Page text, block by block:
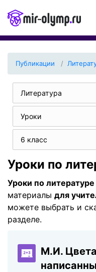
Публикации
Литература
Уроки
6 класс
Уроки по
Уроки по
материалы для
можете выбрать и
разделе.
М.И.